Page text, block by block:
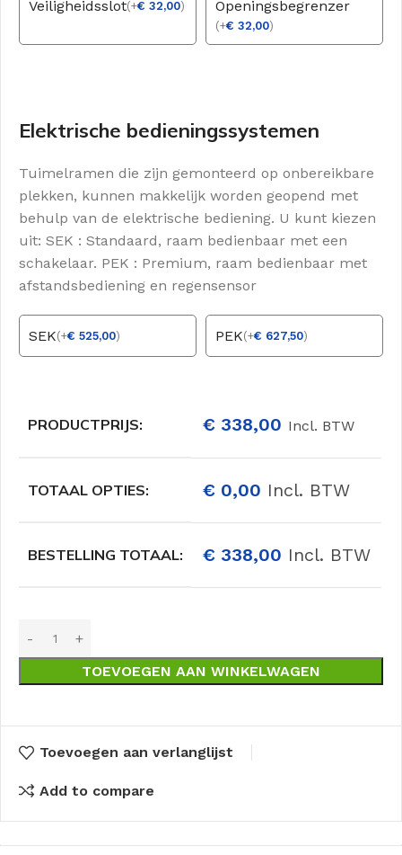
Veiligheidsslot(+€ 32,00) Openingsbegrenzer
(+€ 32,00)
Elektrische bedieningssystemen
Tuimelramen die zijn gemonteerd op onbereikbare
plekken, kunnen makkelijk worden geopend met
behulp van de elektrische bediening. U kunt kiezen
uit: SEK : Standaard, raam bedienbaar met een
schakelaar. PEK : Premium, raam bedienbaar met
afstandsbediening en regensensor
SEK(+€ 525,00) PEK(+€ 627,50)
PRODUCTPRIJS: € 338,00 Incl. BTW
TOTAAL OPTIES: € 0,00 Incl. BTW
BESTELLING TOTAAL: € 338,00 Incl. BTW
TOEVOEGEN AAN WINKELWAGEN
Toevoegen aan verlanglijst
Add to compare